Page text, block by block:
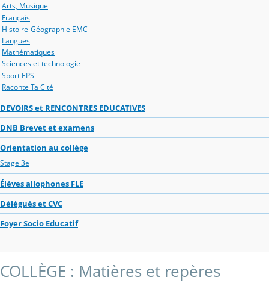
Arts, Musique
Français
Histoire-Géographie EMC
Langues
Mathématiques
Sciences et technologie
Sport EPS
Raconte Ta Cité
DEVOIRS et RENCONTRES EDUCATIVES
DNB Brevet et examens
Orientation au collège
Stage 3e
Élèves allophones FLE
Délégués et CVC
Foyer Socio Educatif
COLLÈGE : Matières et repères